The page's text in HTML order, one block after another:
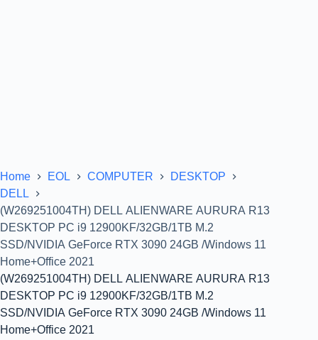
Home EOL COMPUTER
DESKTOP
DELL
(W269251004TH) DELL ALIENWARE AURURA R13
DESKTOP PC i9 12900KF/32GB/1TB M.2
SSD/NVIDIA GeForce RTX 3090 24GB /Windows 11
Home+Office 2021
(W269251004TH) DELL ALIENWARE AURURA R13
DESKTOP PC i9 12900KF/32GB/1TB M.2
SSD/NVIDIA GeForce RTX 3090 24GB /Windows 11
Home+Office 2021